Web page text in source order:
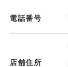
電話番号
店舗住所